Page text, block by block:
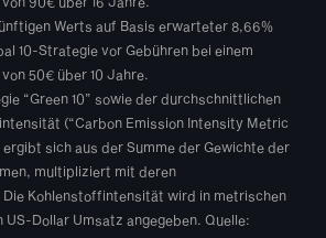
Werts auf Basis erwarteter 8,66%
10-Strategie vor Gebühren bei einem
50€ über 10 Jahre.
“Green 10” sowie der durchschnittlichen
(“Carbon Emission Intensity Metric
ergibt sich aus der Summe der Gewichte der
multipliziert mit deren
Kohlenstoffintensität wird in metrischen
US-Dollar Umsatz angegeben. Quelle: